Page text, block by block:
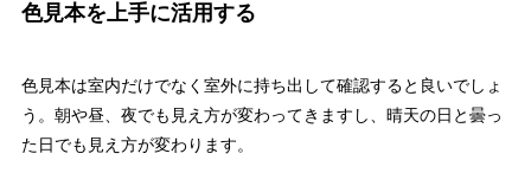
色見本を上手に活用する
色見本は室内だけでなく室外に持ち出して確認すると良いでしょ
う。朝や昼、夜でも見え方が変わってきますし、晴天の日と曇っ
た日でも見え方が変わります。